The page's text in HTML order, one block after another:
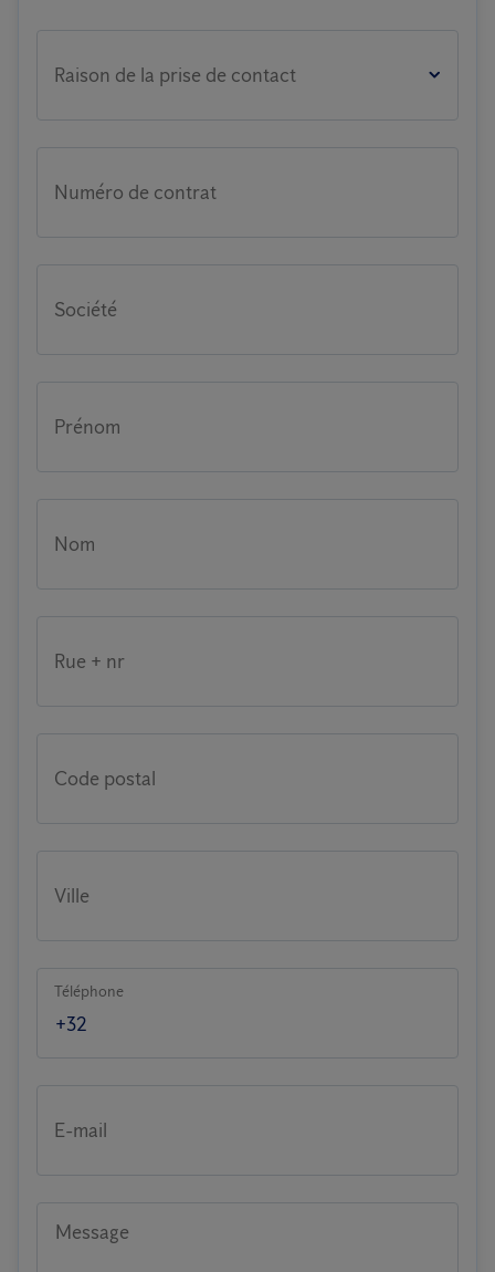
Raison de la prise de contact
Numéro de contrat
Société
Prénom
Nom
Rue + nr
Code postal
Ville
Téléphone
E-mail
Message